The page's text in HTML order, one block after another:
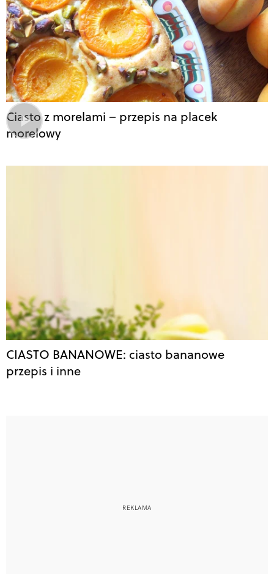
Ciasto z morelami – przepis na placek
morelowy
CIASTO BANANOWE: ciasto bananowe
przepis i inne